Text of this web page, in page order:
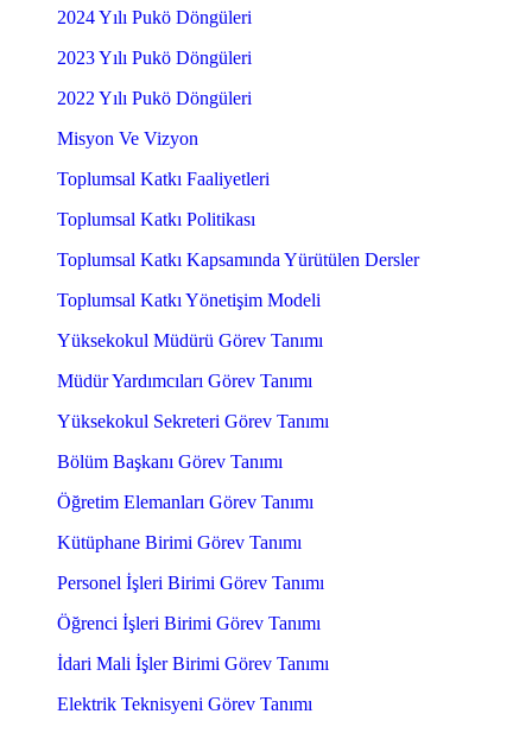
2024 Yılı Pukö Döngüleri
2023 Yılı Pukö Döngüleri
2022 Yılı Pukö Döngüleri
Misyon Ve Vizyon
Toplumsal Katkı Faaliyetleri
Toplumsal Katkı Politikası
Toplumsal Katkı Kapsamında Yürütülen Dersler
Toplumsal Katkı Yönetişim Modeli
Yüksekokul Müdürü Görev Tanımı
Müdür Yardımcıları Görev Tanımı
Yüksekokul Sekreteri Görev Tanımı
Bölüm Başkanı Görev Tanımı
Öğretim Elemanları Görev Tanımı
Kütüphane Birimi Görev Tanımı
Personel İşleri Birimi Görev Tanımı
Öğrenci İşleri Birimi Görev Tanımı
İdari Mali İşler Birimi Görev Tanımı
Elektrik Teknisyeni Görev Tanımı